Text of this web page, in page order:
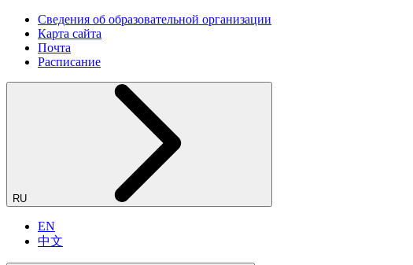
Сведения об образовательной организации
Карта сайта
Почта
Расписание
RU
EN
中文